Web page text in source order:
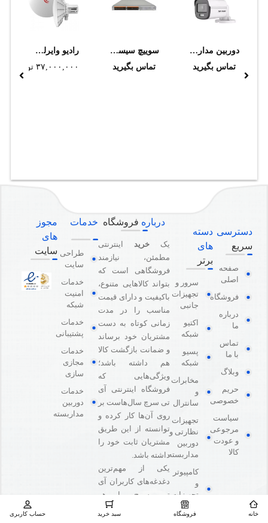
دوربین مداربسته هایک ویژن مدل DS-2CD2T67G2H-LI (4mm)
تماس بگیرید
سوييچ سيسکو نکسوس N5K-C5548UP-FA
تماس بگیرید
رادیو وایرلس میکروتیک مدل DynaDish5
۳۷,۰۰۰,۰۰۰ تومان
دسترسی
سریع
صفحه
اصلی
فروشگاه
درباره
ما
تماس
با ما
وبلاگ
حریم
خصوصی
سیاست
مرجوعی
و عودت
کالا
دسته
های
برتر
سرور و
تجهیزات
جانبی
اکتیو
شبکه
پسیو
شبکه
مخابرات
و
سانترال
تجهیزات
نظارتی و
دوربین
مداربسته
کامپیوتر
و
تجهیزات
جانبی
درباره فروشگاه
یک خرید اینترنتی
مطمئن، نیازمند
فروشگاهی است که
بتواند کالاهایی متنوع،
باکیفیت و دارای قیمت
مناسب را در مدت
زمانی کوتاه به دست
مشتریان خود برساند
و ضمانت بازگشت کالا
هم داشته باشد؛
ویژگی‌هایی که
فروشگاه اینترنتی آی
تی سرچ سال‌هاست بر
روی آن‌ها کار کرده و
توانسته از این طریق
مشتریان ثابت خود را
داشته باشد.
یکی از مهم‌ترین
دغدغه‌های کاربران آی
تی سرچ یا هر
فروشگاه‌ اینترنتی
خدمات
طراحی
سایت
خدمات
امنیت
شبکه
خدمات
پشتیبانی
خدمات
مجازی
سازی
خدمات
دوربین
مداربسته
مجوز
های
سایت
خانه فروشگاه سبد خرید حساب کاربری